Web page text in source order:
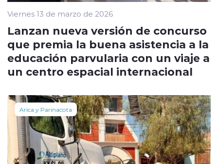
Viernes 13 de marzo de 2026
Lanzan nueva versión de concurso
que premia la buena asistencia a la
educación parvularia con un viaje a
un centro espacial internacional
Arica y Parinacota